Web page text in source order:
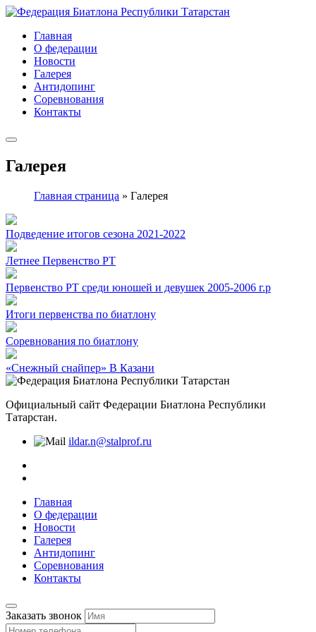
Главная
О федерации
Новости
Галерея
Антидопинг
Соревнования
Контакты
Галерея
Главная страница » Галерея
Подведение итогов сезона 2021-2022
Летнее Первенство РТ
Первенство РТ среди юношей и девушек 2005-2006 г.р
Итоги первенства по биатлону
Соревнования по биатлону
«Снежный снайпер» В Казани
Официальный сайт Федерации Биатлона Республики
Татарстан.
ildar.n@stalprof.ru
Главная
О федерации
Новости
Галерея
Антидопинг
Соревнования
Контакты
Заказать звонок